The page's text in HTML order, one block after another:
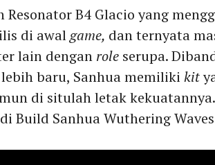
Resonator B4 Glacio yang
di awalgame, dan ternyata
lain dengan role serupa.
baru, Sanhua memiliki kit
di situlah letak
Build Sanhua Wuthering